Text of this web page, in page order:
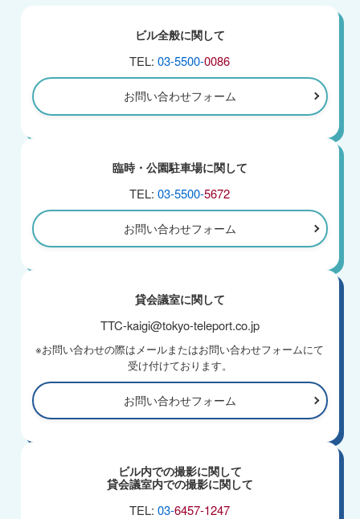
ビル全般に関して
TEL:03-5500-0086
お問い合わせフォーム
臨時・公園駐車場に関して
TEL:03-5500-5672
お問い合わせフォーム
貸会議室に関して
TTC-kaigi@tokyo-teleport.co.jp
※お問い合わせの際はメールまたはお問い合わせフォームにて
受け付けております。
お問い合わせフォーム
ビル内での撮影に関して
貸会議室内での撮影に関して
TEL:03-6457-1247